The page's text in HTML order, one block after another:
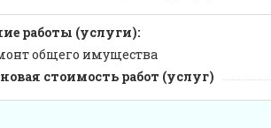
работы (услуги):
общего имущества
стоимость работ (услуг)